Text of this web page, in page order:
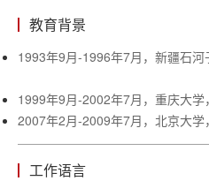
教育背景
1993年9月-1996年7月，新疆石河
1999年9月-2002年7月，重庆大学
2007年2月-2009年7月，北京大学
工作语言